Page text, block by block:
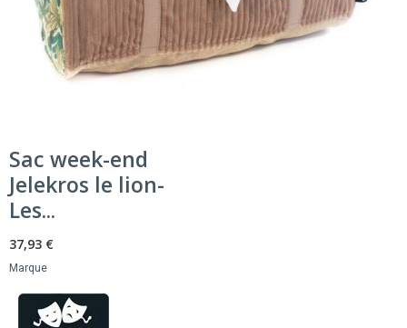
Sac week-end
Jelekros le lion-
Les...
37,93 €
Marque